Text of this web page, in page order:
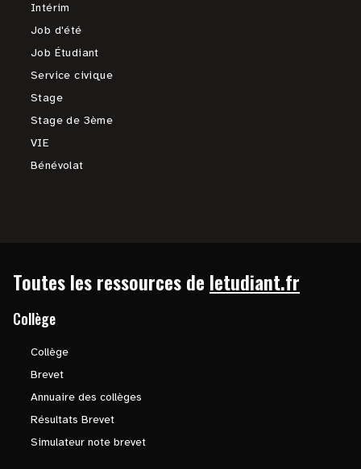
Intérim
Job d'été
Job Étudiant
Service civique
Stage
Stage de 3ème
VIE
Bénévolat
Toutes les ressources de letudiant.fr
Collège
Collège
Brevet
Annuaire des collèges
Résultats Brevet
Simulateur note brevet